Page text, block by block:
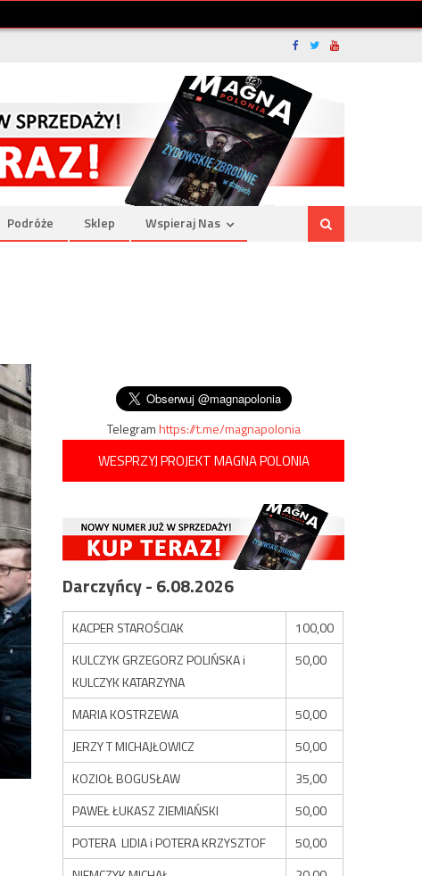
Podróże Sklep Wspieraj Nas
Telegramhttps://t.me/magnapolonia
WESPRZYJ PROJEKT MAGNA POLONIA
Darczyńcy - 6.08.2026
KACPER STAROŚCIAK
100,00
KULCZYK GRZEGORZ POLIŃSKA i
KULCZYK KATARZYNA
50,00
MARIA KOSTRZEWA
50,00
JERZY T MICHAJŁOWICZ
50,00
KOZIOŁ BOGUSŁAW
35,00
PAWEŁ ŁUKASZ ZIEMIAŃSKI
50,00
POTERA LIDIA i POTERA KRZYSZTOF
50,00